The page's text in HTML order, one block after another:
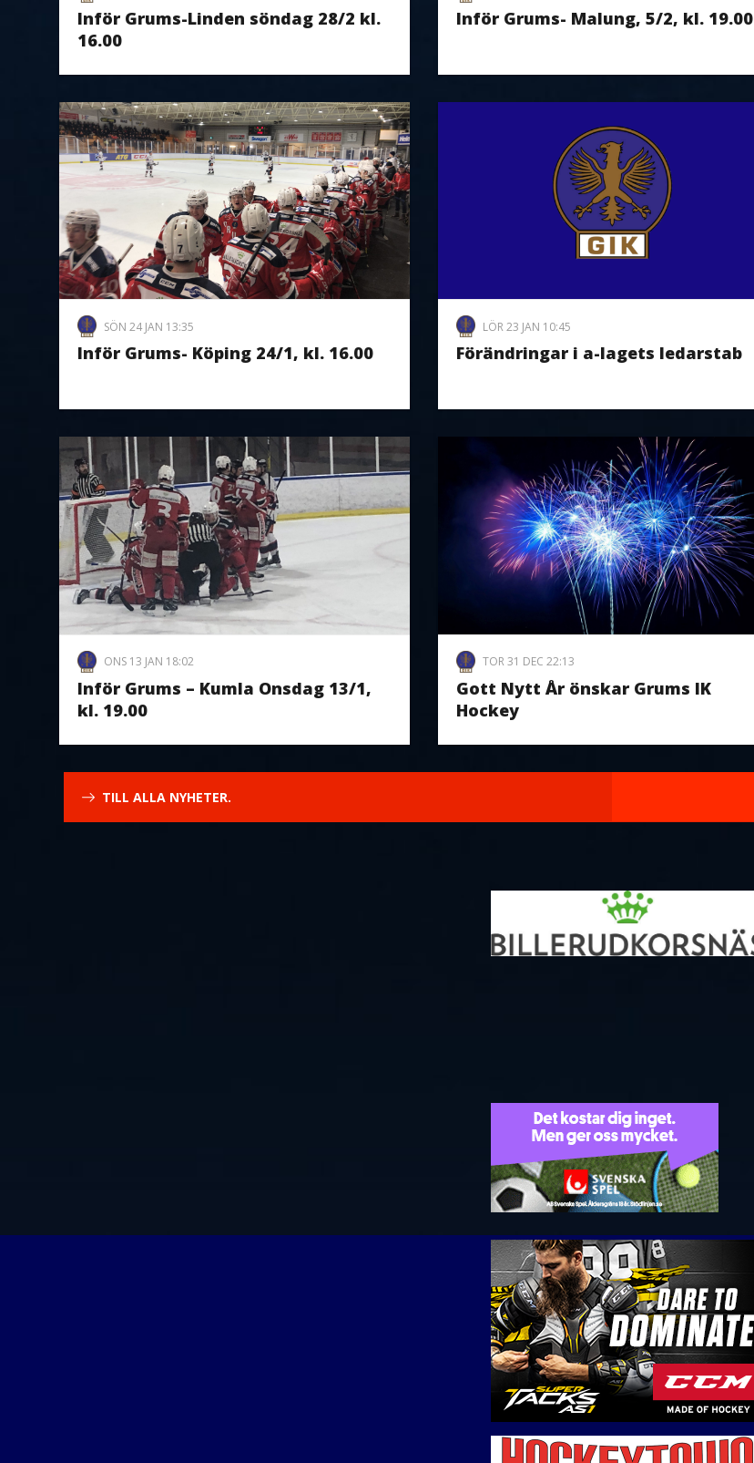
Inför Grums-Linden söndag 28/2 kl.
16.00
Inför Grums- Malung, 5/2, kl. 19.00
SÖN 24 JAN 13:35
Inför Grums- Köping 24/1, kl. 16.00
LÖR 23 JAN 10:45
Förändringar i a-lagets ledarstab
ONS 13 JAN 18:02
Inför Grums – Kumla Onsdag 13/1,
kl. 19.00
TOR 31 DEC 22:13
Gott Nytt År önskar Grums IK
Hockey
TILL ALLA NYHETER.